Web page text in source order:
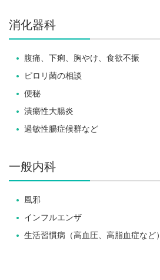
消化器科
腹痛、下痢、胸やけ、食欲不振
ピロリ菌の相談
便秘
潰瘍性大腸炎
過敏性腸症候群など
一般内科
風邪
インフルエンザ
生活習慣病（高血圧、高脂血症など）